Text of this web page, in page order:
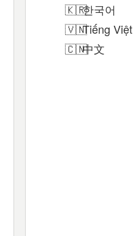
한국어
Tiếng Việt
中文